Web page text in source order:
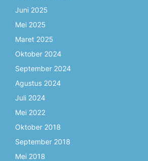
Juni 2025
Mei 2025
Maret 2025
Oktober 2024
September 2024
Agustus 2024
Juli 2024
Mei 2022
Oktober 2018
September 2018
Mei 2018